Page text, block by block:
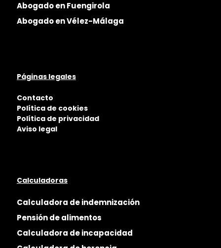
Abogado en Fuengirola
Abogado en Vélez-Málaga
Páginas legales
Contacto
Política de cookies
Política de privacidad
Aviso legal
Calculadoras
Calculadora de indemnización
Pensión de alimentos
Calculadora de incapacidad